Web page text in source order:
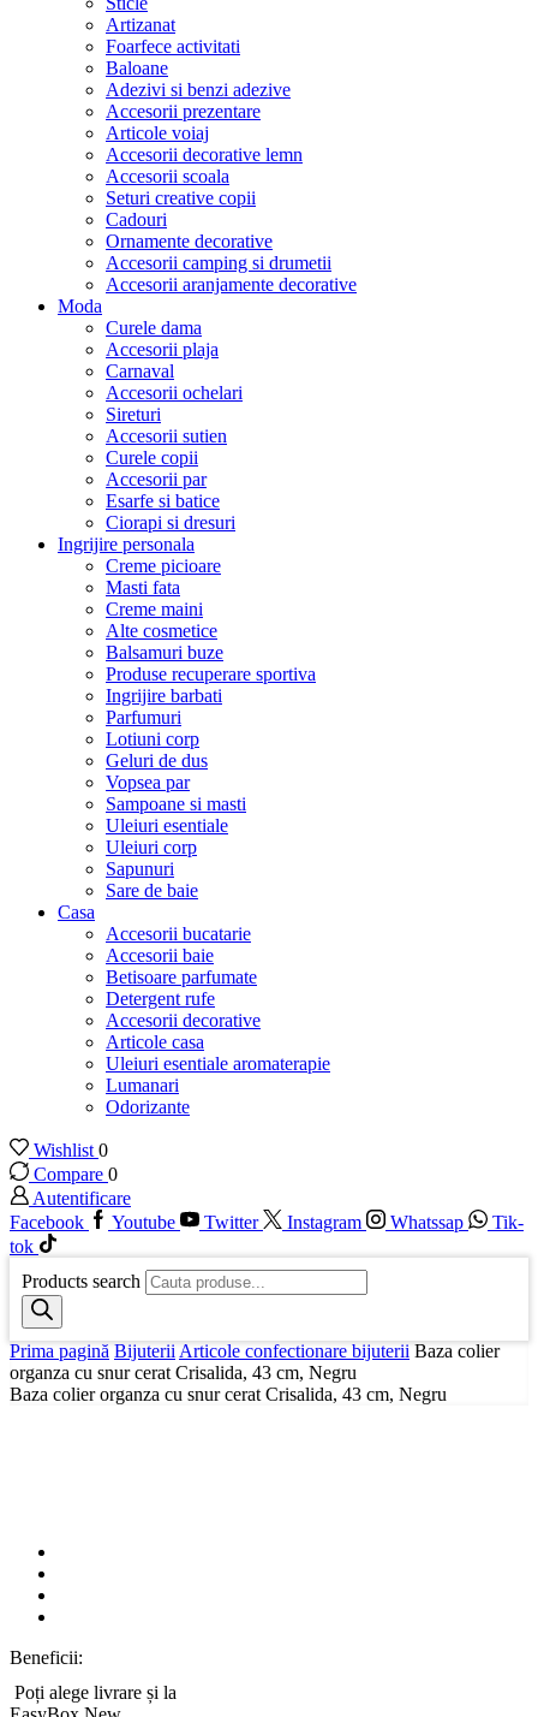
Artizanat
Foarfece activitati
Baloane
Adezivi si benzi adezive
Accesorii prezentare
Articole voiaj
Accesorii decorative lemn
Accesorii scoala
Seturi creative copii
Cadouri
Ornamente decorative
Accesorii camping si drumetii
Accesorii aranjamente decorative
Moda
Curele dama
Accesorii plaja
Carnaval
Accesorii ochelari
Sireturi
Accesorii sutien
Curele copii
Accesorii par
Esarfe si batice
Ciorapi si dresuri
Ingrijire personala
Creme picioare
Masti fata
Creme maini
Alte cosmetice
Balsamuri buze
Produse recuperare sportiva
Ingrijire barbati
Parfumuri
Lotiuni corp
Geluri de dus
Vopsea par
Sampoane si masti
Uleiuri esentiale
Uleiuri corp
Sapunuri
Sare de baie
Casa
Accesorii bucatarie
Accesorii baie
Betisoare parfumate
Detergent rufe
Accesorii decorative
Articole casa
Uleiuri esentiale aromaterapie
Lumanari
Odorizante
Wishlist 0
Compare 0
Autentificare
Facebook
Youtube Twitter Instagram Whatssap
Tik-
tok
Products search
Prima pagină Bijuterii Articole confectionare bijuterii Baza colier
organza cu snur cerat Crisalida, 43 cm, Negru
Baza colier organza cu snur cerat Crisalida, 43 cm, Negru
Beneficii:
Poți alege livrare și la